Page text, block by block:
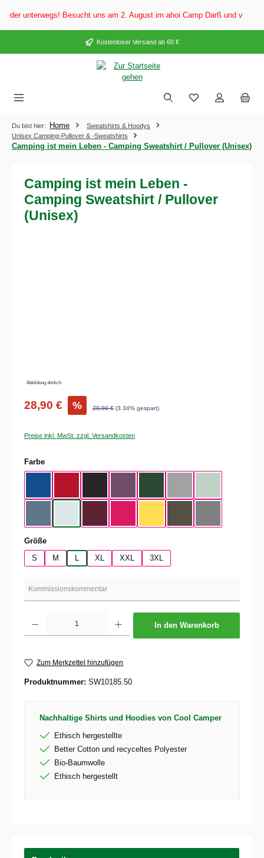
springen
unterwegs! Besucht uns am 2. August im ahoi Camp Darß und vom 3.
Kostenloser Versand ab 60 €
Du bist hier: Home
Sweatshirts & Hoodys
Unisex Camping-Pullover & -Sweatshirts
Camping ist mein Leben - Camping Sweatshirt / Pullover (Unisex)
Camping ist mein Leben -
Camping Sweatshirt / Pullover
(Unisex)
Abbildung ähnlich
28,90 € % 29,90 € (3.34% gespart)
Preise inkl. MwSt. zzgl. Versandkosten
Farbeauswählen
Größeauswählen
S
M XL XXL 3XL
In den Warenkorb
Zum Merkzettel hinzufügen
Produktnummer: SW10185.50
Nachhaltige Shirts und Hoodies von Cool Camper
Ethisch hergestellte
Better Cotton und recyceltes Polyester
Bio-Baumwolle
Ethisch hergestellt